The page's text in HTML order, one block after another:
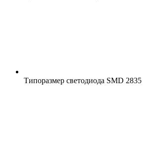
Типоразмер светодиода SMD 2835